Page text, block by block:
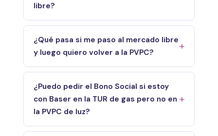
libre?
¿Qué pasa si me paso al mercado libre
y luego quiero volver a la PVPC?
¿Puedo pedir el Bono Social si estoy
con Baser en la TUR de gas pero no en
la PVPC de luz?